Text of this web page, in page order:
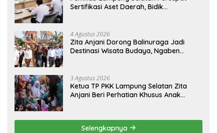
Sertifikasi Aset Daerah, Bidik
4 Agustus 2026
Zita Anjani Dorong Balinuraga Jadi
Destinasi Wisata Budaya, Ngaben
3 Agustus 2026
Ketua TP PKK Lampung Selatan Zita
Anjani Beri Perhatian Khusus Anak
Selengkapnya